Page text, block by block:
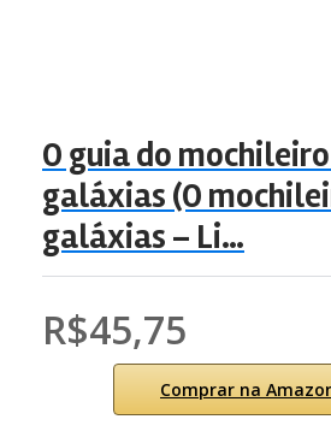
O guia do
galáxias (O
galáxias – Li…
R$45,75
Comprar na